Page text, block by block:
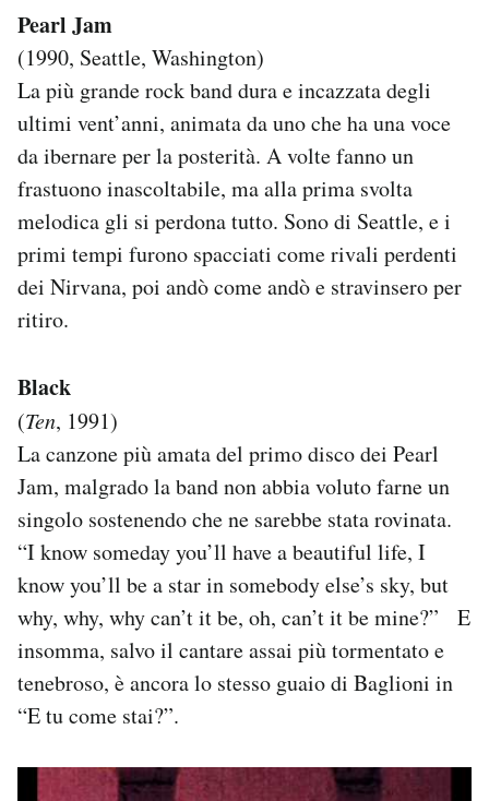
Hai bisogno di aiuto?
Esci
Pearl Jam
(1990, Seattle, Washington)
La più grande rock band dura e incazzata degli
ultimi vent’anni, animata da uno che ha una voce
da ibernare per la posterità. A volte fanno un
frastuono inascoltabile, ma alla prima svolta
melodica gli si perdona tutto. Sono di Seattle, e i
primi tempi furono spacciati come rivali perdenti
dei Nirvana, poi andò come andò e stravinsero per
ritiro.
Black
(Ten, 1991)
La canzone più amata del primo disco dei Pearl
Jam, malgrado la band non abbia voluto farne un
singolo sostenendo che ne sarebbe stata rovinata.
“I know someday you’ll have a beautiful life, I
know you’ll be a star in somebody else’s sky, but
why, why, why can’t it be, oh, can’t it be mine?” E
insomma, salvo il cantare assai più tormentato e
tenebroso, è ancora lo stesso guaio di Baglioni in
“E tu come stai?”.